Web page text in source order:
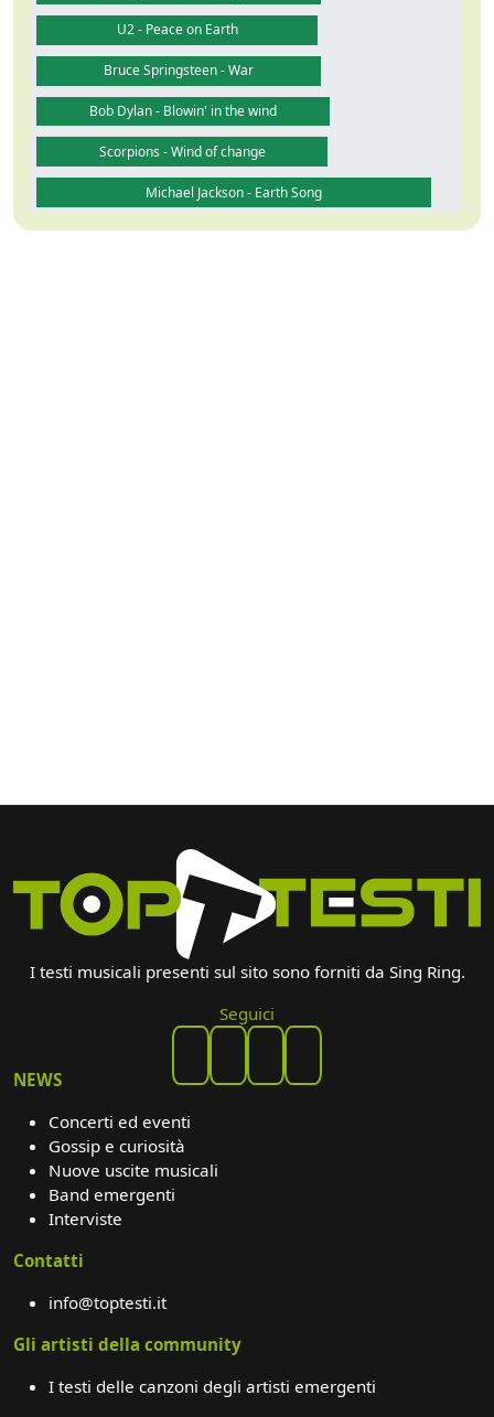
U2 - Peace on Earth
Bruce Springsteen - War
Bob Dylan - Blowin' in the wind
Scorpions - Wind of change
Michael Jackson - Earth Song
I testi musicali presenti sul sito sono forniti da Sing Ring.
Seguici
NEWS
Concerti ed eventi
Gossip e curiosità
Nuove uscite musicali
Band emergenti
Interviste
Contatti
info@toptesti.it
Gli artisti della community
I testi delle canzoni degli artisti emergenti